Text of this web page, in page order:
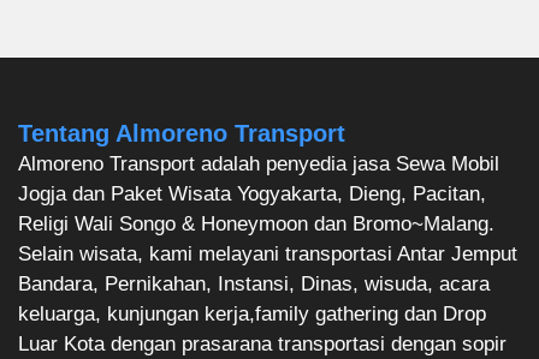
Tentang Almoreno Transport
Almoreno Transport adalah penyedia jasa Sewa Mobil
Jogja dan Paket Wisata Yogyakarta, Dieng, Pacitan,
Religi Wali Songo & Honeymoon dan Bromo~Malang.
Selain wisata, kami melayani transportasi Antar Jemput
Bandara, Pernikahan, Instansi, Dinas, wisuda, acara
keluarga, kunjungan kerja,family gathering dan Drop
Luar Kota dengan prasarana transportasi dengan sopir